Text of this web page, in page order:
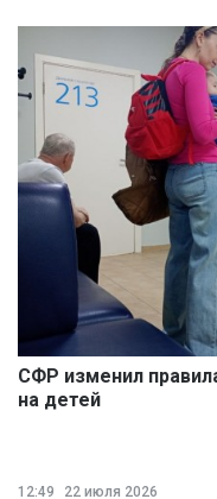
СФР изменил
на детей
12:49 22 июля 2026